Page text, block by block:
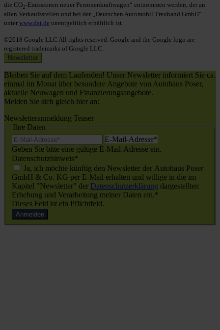
die CO2-Emissionen neuer Personenkraftwagen“ entnommen werden, der an
allen Verkaufsstellen und bei der „Deutschen Automobil Treuhand GmbH“
unter www.dat.de unentgeltlich erhältlich ist.
©2018 Google LLC All rights reserved. Google and the Google logo are
registered trademarks of Google LLC.
Newsletter
Bleiben Sie auf dem Laufenden! Unser Newsletter informiert Sie ca.
einmal im Monat über besondere Angebote von Autohaus Poser,
aktuelle Neuwagen und Finanzierungsangebote.
Melden Sie sich gleich hier an:
Newsletteranmeldung Teaser
Ihre Daten
E-Mail-Adresse*
Geben Sie bitte eine gültige E-Mail-Adresse ein.
Datenschutzhinweis*
Ja, ich möchte künftig den Newsletter der Autohaus Poser
GmbH & Co. KG per E-Mail erhalten und willige in die im
Kapitel "Newsletter" der Datenschutzerklärung dargestellten
Erhebung und Verarbeitung meiner Daten ein.*
Dieses Feld ist ein Pflichtfeld.
Anmelden